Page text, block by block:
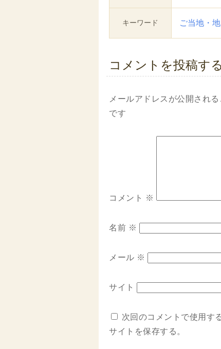
キーワード ご当地・
コメントを投稿する
メールアドレスが公開される
です
コメント ※
名前 ※
メール ※
サイト
次回のコメントで使用す
サイトを保存する。